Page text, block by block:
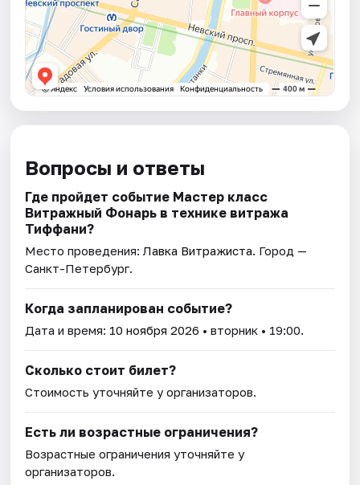
Вопросы и ответы
Где пройдет событие Мастер класс
Витражный Фонарь в технике витража
Тиффани?
Место проведения:Лавка Витражиста. Город —
Санкт-Петербург.
Когда запланирован событие?
Дата и время: 10 ноября 2026 • вторник • 19:00.
Сколько стоит билет?
Стоимость уточняйте у организаторов.
Есть ли возрастные ограничения?
Возрастные ограничения уточняйте у
организаторов.